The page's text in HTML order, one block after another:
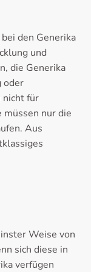
den Generika
und
die Generika
oder
nicht für
müssen nur die
Aus
Weise von
sich diese in
verfügen